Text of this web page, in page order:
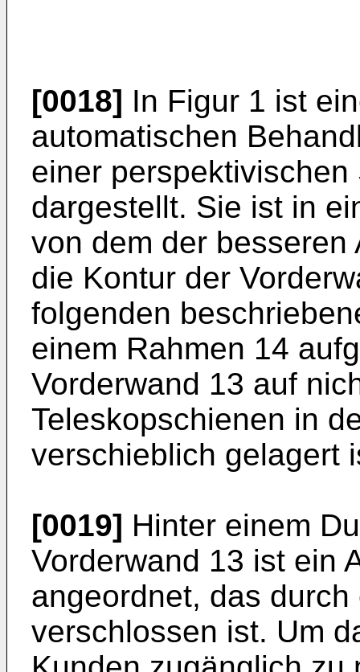
[0018] In Figur 1 ist
automatischen
einer
dargestellt. Sie ist in
von dem der
die Kontur der
folgenden
einem Rahmen 14
Vorderwand 13 auf
Teleskopschienen in
verschieblich gelagert
[0019] Hinter einem
Vorderwand 13 ist ein
angeordnet, das
verschlossen ist. Um